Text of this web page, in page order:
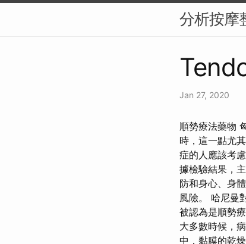
分析按摩
Jan 27, 2020
順勢療法藥物
時，這一點尤
症的人應該考
據檢驗結果，
防和身心、身
風險。 哈尼曼
被認為是順勢
大多數時候，
中，黏膜的乾